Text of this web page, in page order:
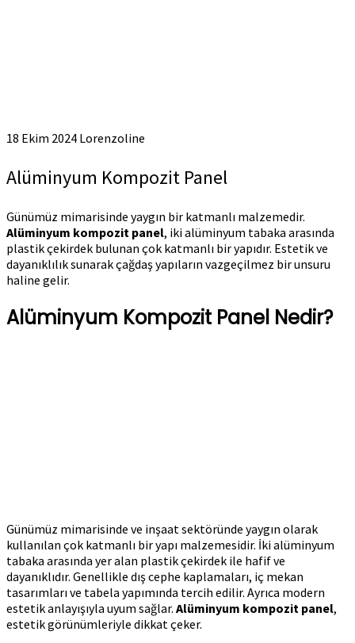
18 Ekim 2024 Lorenzoline
Alüminyum Kompozit Panel
Günümüz mimarisinde yaygın bir katmanlı malzemedir.
Alüminyum kompozit panel, iki alüminyum tabaka arasında
plastik çekirdek bulunan çok katmanlı bir yapıdır. Estetik ve
dayanıklılık sunarak çağdaş yapıların vazgeçilmez bir unsuru
haline gelir.
Alüminyum Kompozit Panel Nedir?
Günümüz mimarisinde ve inşaat sektöründe yaygın olarak
kullanılan çok katmanlı bir yapı malzemesidir. İki alüminyum
tabaka arasında yer alan plastik çekirdek ile hafif ve
dayanıklıdır. Genellikle dış cephe kaplamaları, iç mekan
tasarımları ve tabela yapımında tercih edilir. Ayrıca modern
estetik anlayışıyla uyum sağlar. Alüminyum kompozit panel,
estetik görünümleriyle dikkat çeker.